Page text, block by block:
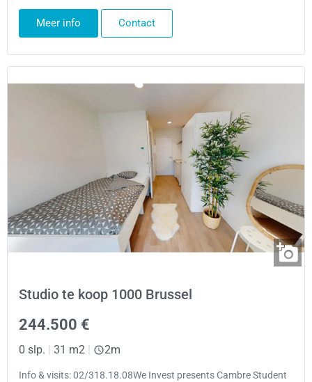
Meer info Contact
Studio te koop 1000 Brussel
244.500 €
0 slp. | 31 m2 | 2m
Info & visits: 02/318.18.08We Invest presents Cambre Student